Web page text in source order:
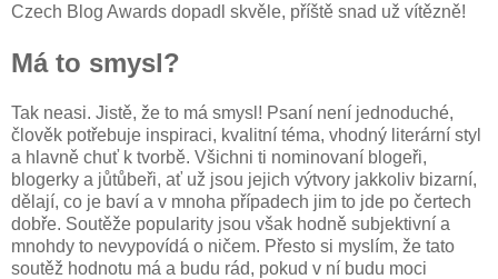
Czech Blog Awards dopadl skvěle, příště snad už vítězně!
Má to smysl?
Tak neasi. Jistě, že to má smysl! Psaní není jednoduché,
člověk potřebuje inspiraci, kvalitní téma, vhodný literární styl
a hlavně chuť k tvorbě. Všichni ti nominovaní blogeři,
blogerky a jůtůbeři, ať už jsou jejich výtvory jakkoliv bizarní,
dělají, co je baví a v mnoha případech jim to jde po čertech
dobře. Soutěže popularity jsou však hodně subjektivní a
mnohdy to nevypovídá o ničem. Přesto si myslím, že tato
soutěž hodnotu má a budu rád, pokud v ní budu moci